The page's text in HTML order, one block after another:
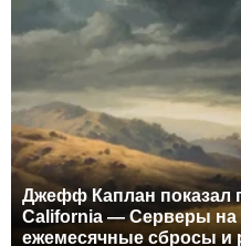
Джефф Каплан показал
California — Серверы на
ежемесячные сбросы и